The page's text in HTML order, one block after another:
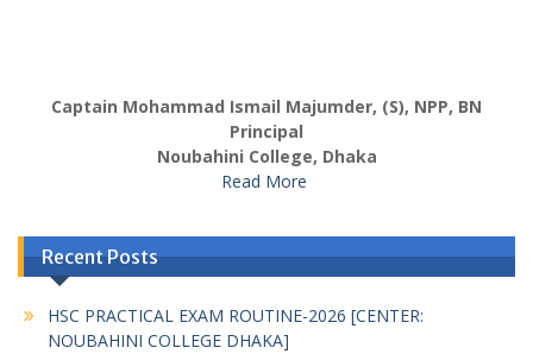
Captain Mohammad Ismail Majumder, (S), NPP, BN
Principal
Noubahini College, Dhaka
Read More
Recent Posts
HSC PRACTICAL EXAM ROUTINE-2026 [CENTER:
NOUBAHINI COLLEGE DHAKA]